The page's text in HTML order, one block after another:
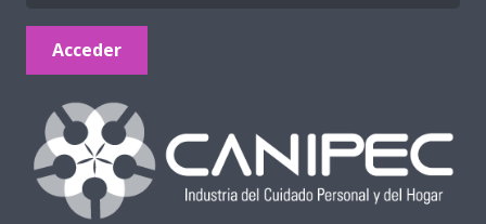
Acceder